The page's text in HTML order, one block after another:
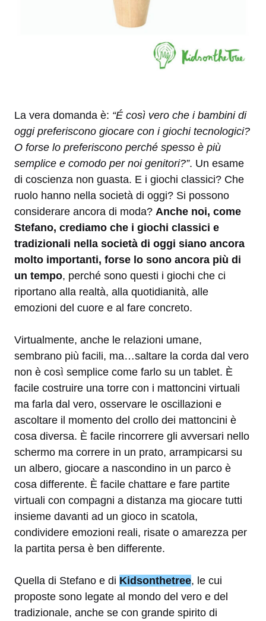
La vera domanda è: “É così vero che i bambini di
oggi preferiscono giocare con i giochi tecnologici?
O forse lo preferiscono perché spesso è più
semplice e comodo per noi genitori?”. Un esame
di coscienza non guasta. E i giochi classici? Che
ruolo hanno nella società di oggi? Si possono
considerare ancora di moda? Anche noi, come
Stefano, crediamo che i giochi classici e
tradizionali nella società di oggi siano ancora
molto importanti, forse lo sono ancora più di
un tempo, perché sono questi i giochi che ci
riportano alla realtà, alla quotidianità, alle
emozioni del cuore e al fare concreto.
Virtualmente, anche le relazioni umane,
sembrano più facili, ma…saltare la corda dal vero
non è così semplice come farlo su un tablet. È
facile costruire una torre con i mattoncini virtuali
ma farla dal vero, osservare le oscillazioni e
ascoltare il momento del crollo dei mattoncini è
cosa diversa. È facile rincorrere gli avversari nello
schermo ma correre in un prato, arrampicarsi su
un albero, giocare a nascondino in un parco è
cosa differente. È facile chattare e fare partite
virtuali con compagni a distanza ma giocare tutti
insieme davanti ad un gioco in scatola,
condividere emozioni reali, risate o amarezza per
la partita persa è ben differente.
Quella di Stefano e di Kidsonthetree, le cui
proposte sono legate al mondo del vero e del
tradizionale, anche se con grande spirito di